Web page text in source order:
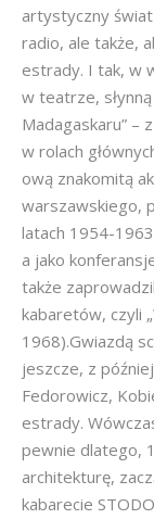
artystyczny
radio, ale także,
estrady. I tak, w
w teatrze,
Madagaskaru” –
w rolach
ową znakomitą
warszawskiego,
latach 1954-
a jako
także
kabaretów, czyli
1968).Gwiazdą
jeszcze, z
Fedorowicz,
estrady.
pewnie dlatego,
architekturę,
kabarecie